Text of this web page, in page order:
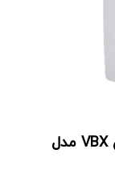
هواکش خانگی آکسی لاین دمنده سری VBX مدل